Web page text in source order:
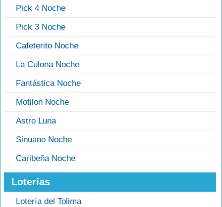
Pick 4 Noche
Pick 3 Noche
Cafeterito Noche
La Culona Noche
Fantástica Noche
Motilon Noche
Astro Luna
Sinuano Noche
Caribeña Noche
Loterías
Lotería del Tolima